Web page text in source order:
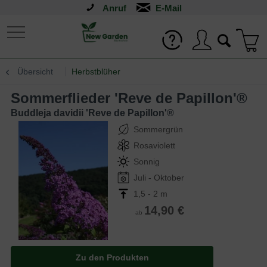
Anruf
Übersicht Herbstblüher
Sommerflieder 'Reve de Papillon'®
Buddleja davidii 'Reve de Papillon'®
Sommergrün
Rosaviolett
Sonnig
Juli - Oktober
1,5 - 2 m
ab 14,90 €
Zu den Produkten